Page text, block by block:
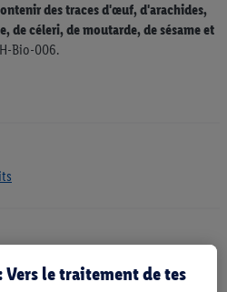
des traces d'œuf, d'arachides,
de céleri, de moutarde, de sésame et
Bio-006.
le traitement de tes